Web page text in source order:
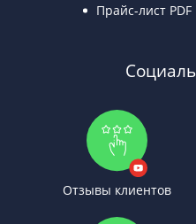
Прайс-лист PDF
Отзывы клиентов